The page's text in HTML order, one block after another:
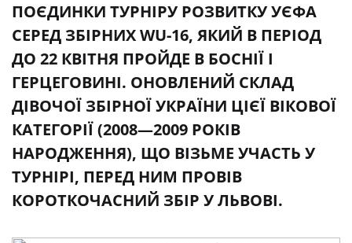
ПОЄДИНКИ ТУРНІРУ РОЗВИТКУ УЄФА
СЕРЕД ЗБІРНИХ WU-16, ЯКИЙ В ПЕРІОД
ДО 22 КВІТНЯ ПРОЙДЕ В БОСНІЇ І
ГЕРЦЕГОВИНІ. ОНОВЛЕНИЙ СКЛАД
ДІВОЧОЇ ЗБІРНОЇ УКРАЇНИ ЦІЄЇ ВІКОВОЇ
КАТЕГОРІЇ (2008—2009 РОКІВ
НАРОДЖЕННЯ), ЩО ВІЗЬМЕ УЧАСТЬ У
ТУРНІРІ, ПЕРЕД НИМ ПРОВІВ
КОРОТКОЧАСНИЙ ЗБІР У ЛЬВОВІ.